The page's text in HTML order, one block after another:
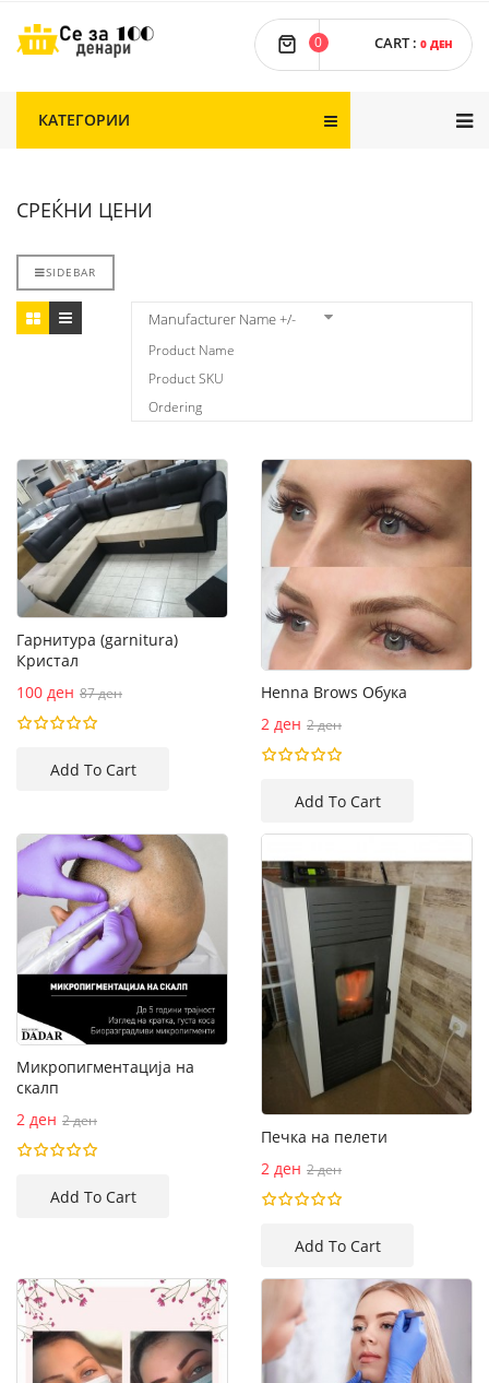
CART: 0 ДЕН
0
КАТЕГОРИИ
СРЕЌНИ ЦЕНИ
SIDEBAR
Manufacturer Name +/-
Product Name
Product SKU
Ordering
Гарнитура (garnitura)
Кристал
100 ден 87 ден
Henna Brows Обука
2 ден 2 ден
Микропигментација на
скалп
2 ден 2 ден
Печка на пелети
2 ден 2 ден